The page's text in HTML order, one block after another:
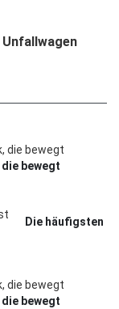
bewegt
Die häufigsten
bewegt